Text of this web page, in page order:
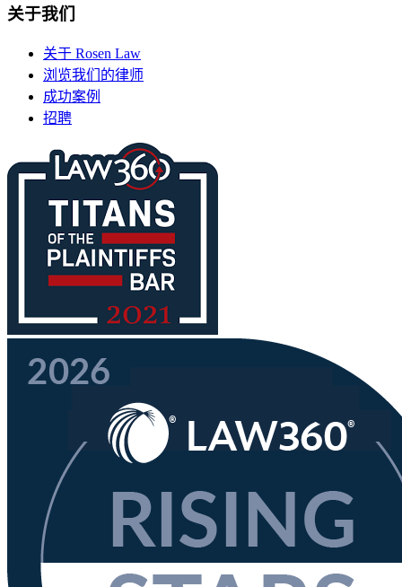
关于我们
关于 Rosen Law
浏览我们的律师
成功案例
招聘